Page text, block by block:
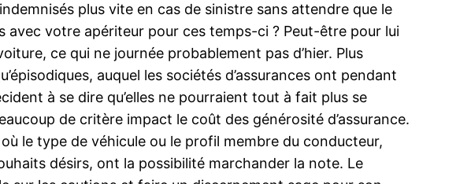
plus vite en cas de sinistre sans attendre que le
avec votre apériteur pour ces temps-ci ? Peut-être pour lui
ce qui ne journée probablement pas d’hier. Plus
auquel les sociétés d’assurances ont pendant
à se dire qu’elles ne pourraient tout à fait plus se
de critère impact le coût des générosité d’assurance.
le type de véhicule ou le profil membre du conducteur,
désirs, ont la possibilité marchander la note. Le